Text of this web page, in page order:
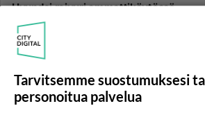
Hyundai raivuri ammattikäytössä
130e Tokmannin tarjouksessa.
kestävyys ammattikäytössä jos
ensiperkauksissa miss...
10.03.2019 07:05
Tarvitsemme suostumuksesi
personoitua palvelua